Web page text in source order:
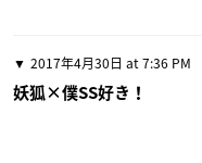
2017年4月30日 at 7:36 PM
妖狐×僕SS好き！